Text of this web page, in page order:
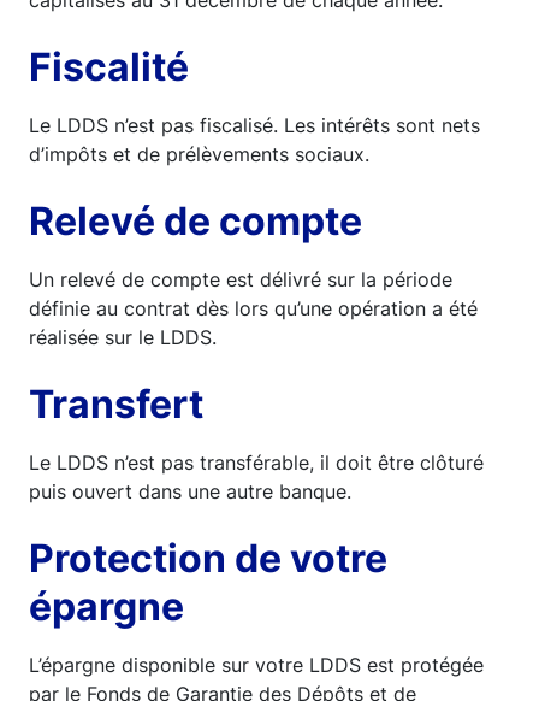
Fiscalité
Le LDDS n’est pas fiscalisé. Les intérêts sont nets
d’impôts et de prélèvements sociaux.
Relevé de compte
Un relevé de compte est délivré sur la période
définie au contrat dès lors qu’une opération a été
réalisée sur le LDDS.
Transfert
Le LDDS n’est pas transférable, il doit être clôturé
puis ouvert dans une autre banque.
Protection de votre
épargne
L’épargne disponible sur votre LDDS est protégée
par le Fonds de Garantie des Dépôts et de